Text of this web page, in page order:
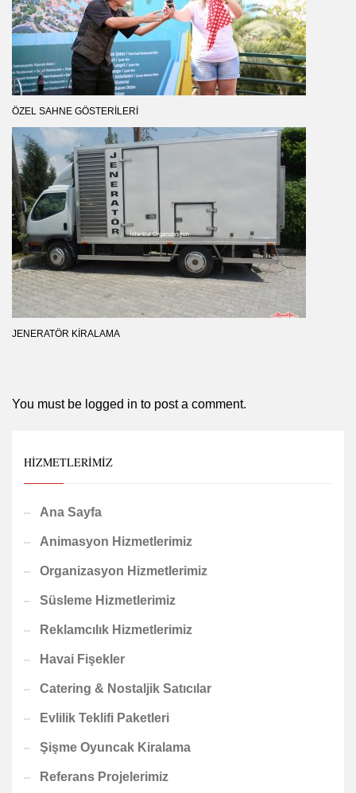
ÖZEL SAHNE GÖSTERILERI
JENERATÖR KIRALAMA
You must be logged in to post a comment.
HIZMETLERIMIZ
Ana Sayfa
Animasyon Hizmetlerimiz
Organizasyon Hizmetlerimiz
Süsleme Hizmetlerimiz
Reklamcılık Hizmetlerimiz
Havai Fişekler
Catering & Nostaljik Satıcılar
Evlilik Teklifi Paketleri
Şişme Oyuncak Kiralama
Referans Projelerimiz